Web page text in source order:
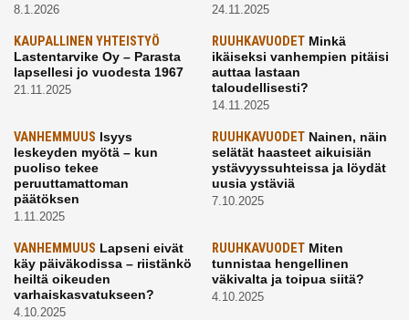
8.1.2026 24.11.2025
KAUPALLINEN YHTEISTYÖ
Lastentarvike Oy – Parasta
lapsellesi jo vuodesta 1967
21.11.2025
RUUHKAVUODETMinkä
ikäiseksi vanhempien pitäisi
auttaa lastaan
taloudellisesti?
14.11.2025
VANHEMMUUS Isyys
leskeyden myötä – kun
puoliso tekee
peruuttamattoman
päätöksen
1.11.2025
RUUHKAVUODETNainen, näin
selätät haasteet aikuisiän
ystävyyssuhteissa ja löydät
uusia ystäviä
7.10.2025
VANHEMMUUS Lapseni eivät
käy päiväkodissa – riistänkö
heiltä oikeuden
varhaiskasvatukseen?
4.10.2025
RUUHKAVUODETMiten
tunnistaa hengellinen
väkivalta ja toipua siitä?
4.10.2025